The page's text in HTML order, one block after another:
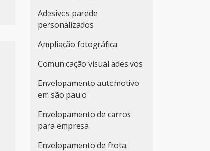
Adesivos parede
personalizados
Ampliação fotográfica
Comunicação visual adesivos
Envelopamento automotivo
em são paulo
Envelopamento de carros
para empresa
Envelopamento de frota